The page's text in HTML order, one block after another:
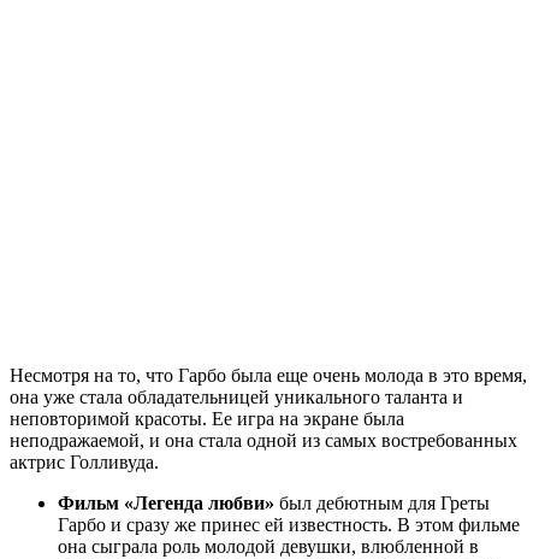
Несмотря на то, что Гарбо была еще очень молода в это время,
она уже стала обладательницей уникального таланта и
неповторимой красоты. Ее игра на экране была
неподражаемой, и она стала одной из самых востребованных
актрис Голливуда.
Фильм «Легенда любви» был дебютным для Греты
Гарбо и сразу же принес ей известность. В этом фильме
она сыграла роль молодой девушки, влюбленной в